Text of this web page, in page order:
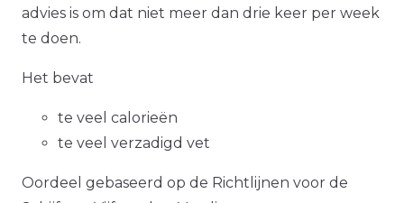
advies is om dat niet meer dan drie keer per week
te doen.
Het bevat
te veel calorieën
te veel verzadigd vet
Oordeel gebaseerd op de Richtlijnen voor de